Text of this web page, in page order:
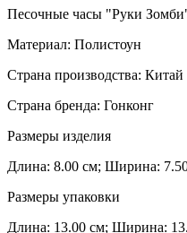
Песочные часы "Руки
Материал: Полистоун
Страна производства: Китай
Страна бренда: Гонконг
Размеры изделия
Длина: 8.00 см; Ширина:
Размеры упаковки
Длина: 13.00 см; Ширина: